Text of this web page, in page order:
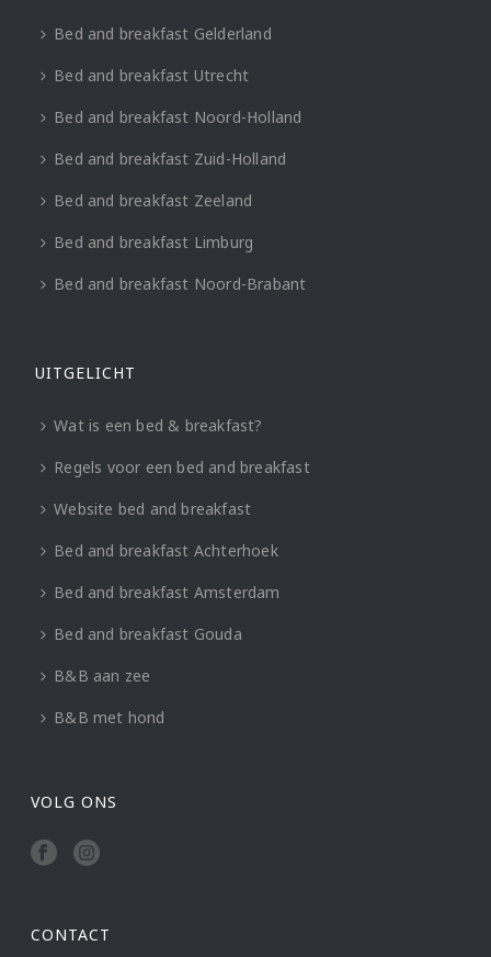
Bed and breakfast Gelderland
Bed and breakfast Utrecht
Bed and breakfast Noord-Holland
Bed and breakfast Zuid-Holland
Bed and breakfast Zeeland
Bed and breakfast Limburg
Bed and breakfast Noord-Brabant
UITGELICHT
Wat is een bed & breakfast?
Regels voor een bed and breakfast
Website bed and breakfast
Bed and breakfast Achterhoek
Bed and breakfast Amsterdam
Bed and breakfast Gouda
B&B aan zee
B&B met hond
VOLG ONS
CONTACT